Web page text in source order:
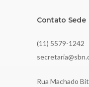
Contato Sede
(11) 5579-1242
Rua Machado